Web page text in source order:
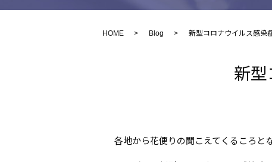
HOME Blog 新型コロナウイルス感染
新型
各地から花便りの聞こえてくるころと